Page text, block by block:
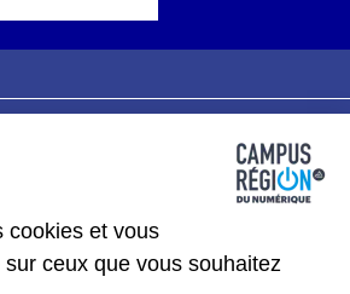
cookies et vous
ceux que vous souhaitez